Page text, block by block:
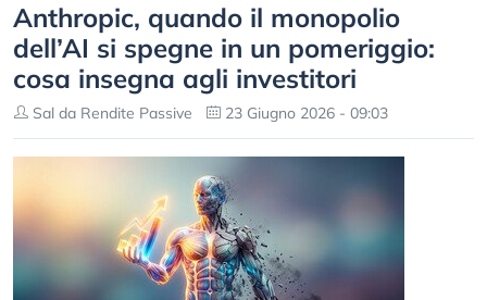
Anthropic, quando il monopolio
dell’AI si spegne in un pomeriggio:
cosa insegna agli investitori
Sal da Rendite Passive 23 Giugno 2026 - 09:03